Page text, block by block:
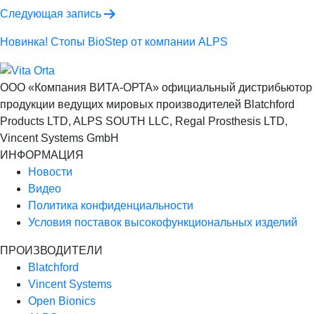
записям
Следующая запись
Новинка! Стопы BioStep от компании ALPS
ООО «Компания ВИТА-ОРТА» официальный дистрибьютор
продукции ведущих мировых производителей Blatchford
Products LTD, ALPS SOUTH LLC, Regal Prosthesis LTD,
Vincent Systems GmbH
ИНФОРМАЦИЯ
Новости
Видео
Политика конфиденциальности
Условия поставок высокофункциональных изделий
ПРОИЗВОДИТЕЛИ
Blatchford
Vincent Systems
Open Bionics